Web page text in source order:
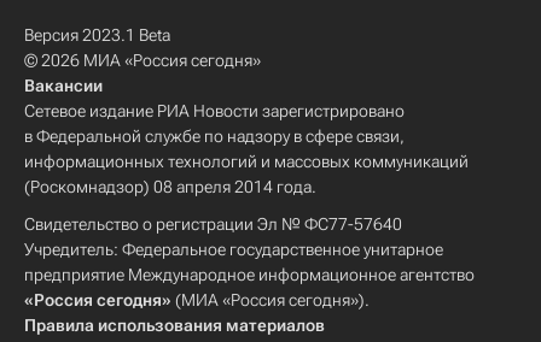
Версия 2023.1 Beta
© 2026 МИА «Россия сегодня»
Вакансии
Сетевое издание РИА Новости зарегистрировано
в Федеральной службе по надзору в сфере связи,
информационных технологий и массовых коммуникаций
(Роскомнадзор) 08 апреля 2014 года.
Свидетельство о регистрации Эл № ФС77-57640
Учредитель: Федеральное государственное унитарное
предприятие Международное информационное агентство
«Россия сегодня» (МИА «Россия сегодня»).
Правила использования материалов